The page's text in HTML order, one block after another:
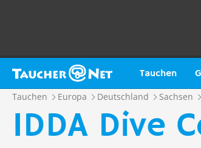
Tauchen
Tauchen Europa Deutschland Sachsen
IDDA Dive